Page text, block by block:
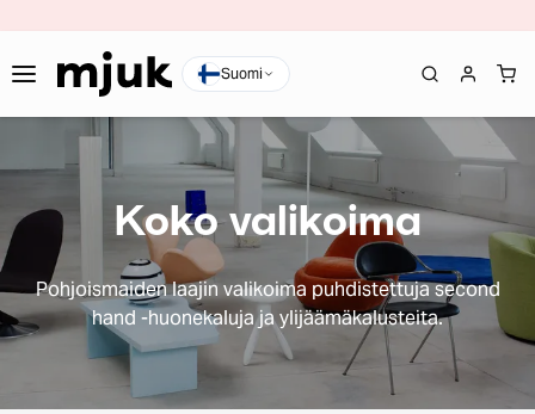
Suomi
Koko valikoima
Pohjoismaiden laajin valikoima puhdistettuja second
hand -huonekaluja ja ylijäämäkalusteita.